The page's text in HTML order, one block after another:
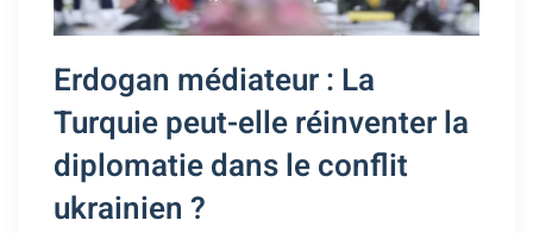
Erdogan médiateur : La
Turquie peut-elle réinventer la
diplomatie dans le conflit
ukrainien ?